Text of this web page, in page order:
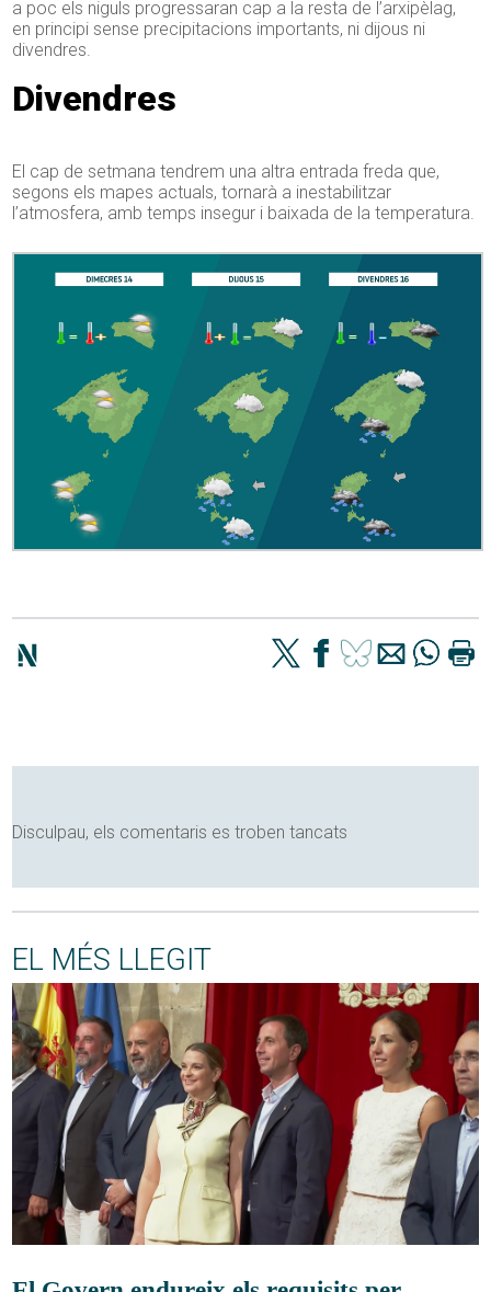
a poc els niguls progressaran cap a la resta de l’arxipèlag,
en principi sense precipitacions importants, ni dijous ni
divendres.
Divendres
El cap de setmana tendrem una altra entrada freda que,
segons els mapes actuals, tornarà a inestabilitzar
l’atmosfera, amb temps insegur i baixada de la temperatura.
Disculpau, els comentaris es troben tancats
EL MÉS LLEGIT